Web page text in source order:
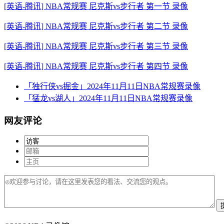
[英语-腾讯] NBA常规赛 尼克斯vs步行者 第一节 录像
[英语-腾讯] NBA常规赛 尼克斯vs步行者 第二节 录像
[英语-腾讯] NBA常规赛 尼克斯vs步行者 第三节 录像
[英语-腾讯] NBA常规赛 尼克斯vs步行者 第四节 录像
「独行侠vs掘金」2024年11月11日NBA常规赛录像
「猛龙vs湖人」2024年11月11日NBA常规赛录像
网友评论